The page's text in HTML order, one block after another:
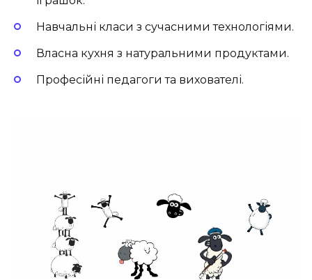
Навчальні класи з сучасними технологіями.
Власна кухня з натуральними продуктами.
Професійні педагоги та вихователі.